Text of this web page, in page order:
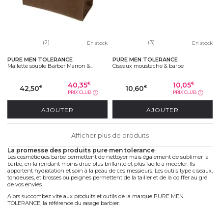
(2) En stock
PURE MEN TOLERANCE
Mallette souple Barber Marron &...
42,50€ 40,35€
PRIX CLUB ?
AJOUTER
(3) En stock
PURE MEN TOLERANCE
Ciseaux moustache & barbe
10,60€ 10,05€
PRIX CLUB ?
AJOUTER
Afficher plus de produits
la promesse des produits pure men tolerance
Les cosmétiques barbe permettent de nettoyer mais également de sublimer la
barbe, en la rendant moins drue plus brillante et plus facile à modeler. Ils
apportent hydratation et soin à la peau de ces messieurs. Les outils type ciseaux,
tondeuses, et brosses ou peignes permettent de la tailler et de la coiffer au gré
de vos envies.
Alors succombez vite aux produits et outils de la marque PURE MEN
TOLERANCE, la référence du rasage barbier.